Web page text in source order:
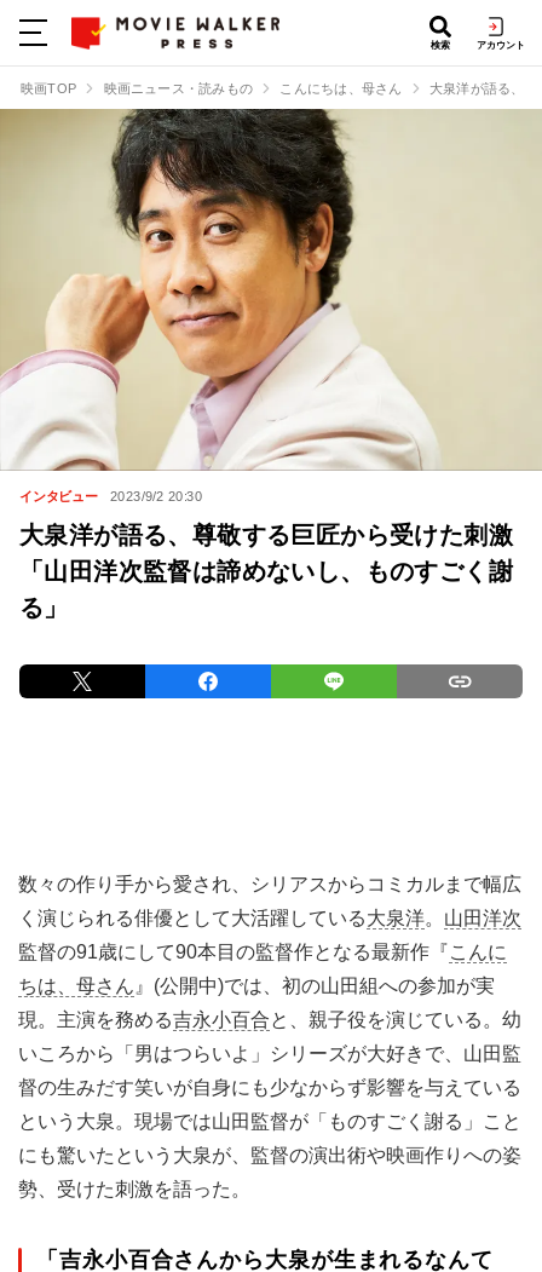
検索 アカウント
映画TOP 映画ニュース・読みもの こんにちは、母さん 大泉洋が語る、
インタビュー 2023/9/2 20:30
大泉洋が語る、尊敬する巨匠から受けた刺激
「山田洋次監督は諦めないし、ものすごく謝
る」
数々の作り手から愛され、シリアスからコミカルまで幅広
く演じられる俳優として大活躍している大泉洋。 山田洋次
監督の91歳にして90本目の監督作となる最新作『こんに
ちは、母さん 』(公開中)では、初の山田組への参加が実
現。主演を務める吉永小百合と、親子役を演じている。幼
いころから「男はつらいよ」シリーズが大好きで、山田監
督の生みだす笑いが自身にも少なからず影響を与えている
という大泉。現場では山田監督が「ものすごく謝る」こと
にも驚いたという大泉が、監督の演出術や映画作りへの姿
勢、受けた刺激を語った。
「吉永小百合さんから大泉が生まれるなんて